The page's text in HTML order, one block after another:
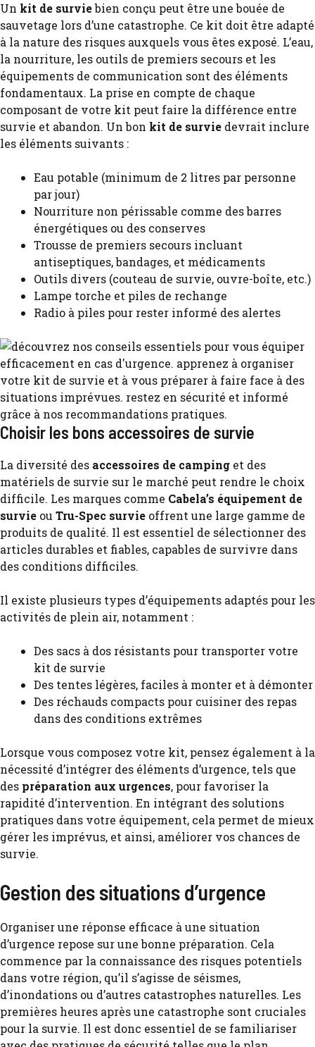
Un kit de surviebien conçu peut être une bouée de
sauvetage lors d’une catastrophe. Ce kit doit être adapté
à la nature des risques auxquels vous êtes exposé. L’eau,
la nourriture, les outils de premiers secours et les
équipements de communication sont des éléments
fondamentaux. La prise en compte de chaque
composant de votre kit peut faire la différence entre
survie et abandon. Un bon kit de survie devrait inclure
les éléments suivants :
Eau potable (minimum de 2 litres par personne
par jour)
Nourriture non périssable comme des barres
énergétiques ou des conserves
Trousse de premiers secours incluant
antiseptiques, bandages, et médicaments
Outils divers (couteau de survie, ouvre-boîte, etc.)
Lampe torche et piles de rechange
Radio à piles pour rester informé des alertes
Choisir les bons accessoires de survie
La diversité des accessoires de camping et des
matériels de survie sur le marché peut rendre le choix
difficile. Les marques comme Cabela’s équipement de
survie ou Tru-Spec survie offrent une large gamme de
produits de qualité. Il est essentiel de sélectionner des
articles durables et fiables, capables de survivre dans
des conditions difficiles.
Il existe plusieurs types d’équipements adaptés pour les
activités de plein air, notamment :
Des sacs à dos résistants pour transporter votre
kit de survie
Des tentes légères, faciles à monter et à démonter
Des réchauds compacts pour cuisiner des repas
dans des conditions extrêmes
Lorsque vous composez votre kit, pensez également à la
nécessité d’intégrer des éléments d’urgence, tels que
des préparation aux urgences, pour favoriser la
rapidité d’intervention. En intégrant des solutions
pratiques dans votre équipement, cela permet de mieux
gérer les imprévus, et ainsi, améliorer vos chances de
survie.
Gestion des situations d’urgence
Organiser une réponse efficace à une situation
d’urgence repose sur une bonne préparation. Cela
commence par la connaissance des risques potentiels
dans votre région, qu’il s’agisse de séismes,
d’inondations ou d’autres catastrophes naturelles. Les
premières heures après une catastrophe sont cruciales
pour la survie. Il est donc essentiel de se familiariser